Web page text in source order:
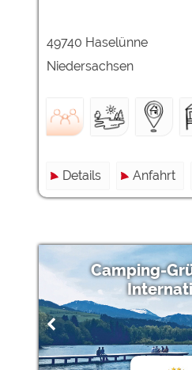
49740 Haselünne
Niedersachsen
Details Anfahrt
Camping-